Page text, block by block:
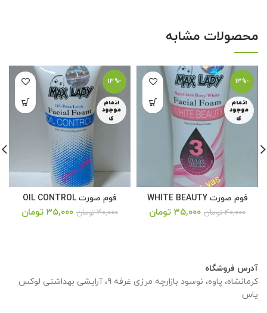
محصولات مشابه
-13%
اتمام
موجود
ی
فوم صورت WHITE BEAUTY
۴۰,۰۰۰ تومان قیمت
۳۵,۰۰۰ تومان
-13%
اتمام
موجود
ی
فوم صورت OIL CONTROL
۴۰,۰۰۰ تومان قیمت
۳۵,۰۰۰ تومان
آدرس فروشگاه
کرمانشاه، پاوه، نوسود بازارچه مرزی غرفه 9، آرایشی بهداشتی لوکس
یاس